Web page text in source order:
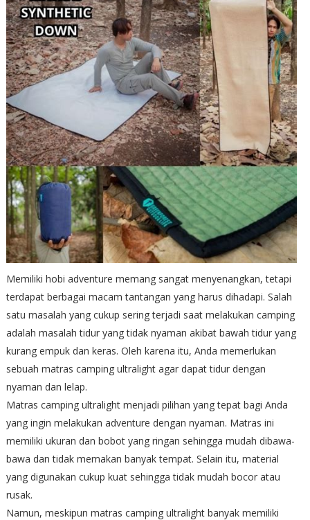
Memiliki hobi adventure memang sangat menyenangkan, tetapi
terdapat berbagai macam tantangan yang harus dihadapi. Salah
satu masalah yang cukup sering terjadi saat melakukan camping
adalah masalah tidur yang tidak nyaman akibat bawah tidur yang
kurang empuk dan keras. Oleh karena itu, Anda memerlukan
sebuah matras camping ultralight agar dapat tidur dengan
nyaman dan lelap.
Matras camping ultralight menjadi pilihan yang tepat bagi Anda
yang ingin melakukan adventure dengan nyaman. Matras ini
memiliki ukuran dan bobot yang ringan sehingga mudah dibawa-
bawa dan tidak memakan banyak tempat. Selain itu, material
yang digunakan cukup kuat sehingga tidak mudah bocor atau
rusak.
Namun, meskipun matras camping ultralight banyak memiliki